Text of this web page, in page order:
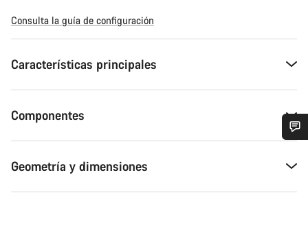
Consulta la guía de configuración
Características principales
Componentes
Geometría y dimensiones
Nuestros expertos estarán encantados de responder a tus